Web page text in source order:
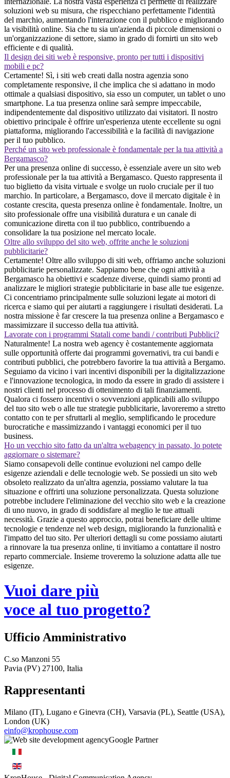
soluzioni web su misura, che rispecchiano perfettamente l'identità
del marchio, aumentando l'interazione con il pubblico e migliorando
la visibilità online. Sia che tu sia un'azienda di piccole dimensioni o
un'organizzazione di settore, siamo in grado di fornirti un sito web
efficiente e di qualità.
Il design dei siti web è responsive, pronto per tutti i dispositivi
mobili e pc?
Certamente! Sì, i siti web creati dalla nostra agenzia sono
completamente responsive, il che implica che si adattano in modo
ottimale a qualsiasi dispositivo, sia esso un computer, un tablet o uno
smartphone. La tua presenza online sarà sempre impeccabile,
indipendentemente dal dispositivo utilizzato dai visitatori. Il nostro
obiettivo principale è offrire un'esperienza utente eccellente su ogni
piattaforma, migliorando l'accessibilità e la facilità di navigazione
per il tuo pubblico.
Perché un sito web professionale è fondamentale per la tua attività a
Bergamasco?
Per una presenza online di successo, è essenziale avere un sito web
professionale per la tua attività a Bergamasco. Questo rappresenta il
tuo biglietto da visita virtuale e svolge un ruolo cruciale per il tuo
marchio. In particolare, a Bergamasco, dove il mercato digitale è in
costante crescita, questa presenza online è fondamentale. Inoltre, un
sito professionale offre una visibilità duratura e un canale di
comunicazione diretta con il tuo pubblico, contribuendo a
consolidare la tua posizione nel mercato locale.
Oltre allo sviluppo del sito web, offrite anche le soluzioni
pubblicitarie?
Certamente! Oltre allo sviluppo di siti web, offriamo anche soluzioni
pubblicitarie personalizzate. Sappiamo bene che ogni attività a
Bergamasco ha obiettivi e scadenze diverse, quindi siamo pronti ad
analizzare le migliori strategie pubblicitarie in base alle tue esigenze.
Ci concentriamo principalmente sulle soluzioni legate ai motori di
ricerca e siamo qui per aiutarti a raggiungere i risultati desiderati. La
nostra missione è far crescere la tua presenza online a Bergamasco e
massimizzare il successo della tua attività.
Lavorate con i programmi Statali come bandi / contributi Pubblici?
Naturalmente! La nostra web agency è costantemente aggiornata
sulle opportunità offerte dai programmi governativi, tra cui bandi e
contributi pubblici, che potrebbero favorire la tua attività a Bergamo.
Seguiamo da vicino i vari incentivi disponibili per la digitalizzazione
e l'innovazione tecnologica, in modo da essere in grado di assistere i
nostri clienti nel processo di ottenimento di tali finanziamenti.
Qualora ci fossero incentivi o sovvenzioni applicabili allo sviluppo
del tuo sito web o alle tue strategie pubblicitarie, lavoreremo a stretto
contatto con te per sfruttarli al meglio, semplificando le procedure
burocratiche e massimizzando i vantaggi economici per il tuo
business.
Ho un vecchio sito fatto da un'altra webagency in passato, lo potete
aggiornare o sistemare?
Siamo consapevoli delle continue evoluzioni nel campo delle
esigenze aziendali e delle tecnologie web. Se possiedi un sito web
obsoleto realizzato da un'altra agenzia, possiamo valutare la tua
situazione e offrirti una soluzione personalizzata. Questa soluzione
potrebbe includere l'eliminazione del vecchio sito web e la creazione
di uno nuovo, in grado di soddisfare al meglio le tue attuali
necessità. Grazie a questo approccio, potrai beneficiare delle ultime
tecnologie e tendenze nel web design, migliorando la funzionalità e
l'impatto del tuo sito. Per ulteriori dettagli su come possiamo aiutarti
a rinnovare la tua presenza online, ti invitiamo a contattare il nostro
reparto commerciale. Insieme troveremo la soluzione adatta alle tue
esigenze.
Vuoi dare più
voce al tuo progetto?
Ufficio Amministrativo
C.so Manzoni 55
Pavia (PV) 27100, Italia
Rappresentanti
Milano (IT), Lugano e Ginevra (CH), Varsavia (PL), Seattle (USA),
London (UK)
einfo@krophouse.com